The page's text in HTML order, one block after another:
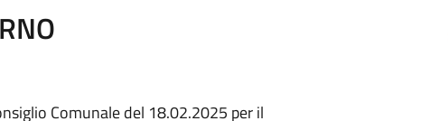
Comunale del 18.02.2025 per il